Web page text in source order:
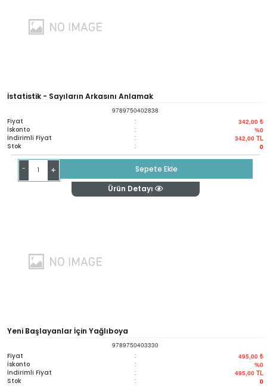
İstatistik - Sayıların Arkasını Anlamak
9789750402838
Fiyat : 342,00 ₺
İskonto : %0
İndirimli Fiyat : 342,00 TL
Stok : 0
- +
Sepete Ekle
Ürün Detayı
Yeni Başlayanlar İçin Yağlıboya
9789750403330
Fiyat : 495,00 ₺
İskonto : %0
İndirimli Fiyat : 495,00 TL
Stok : 0